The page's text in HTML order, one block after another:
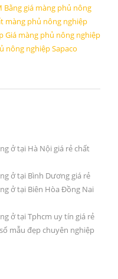
Bằng giá màng phủ nông
màng phủ nông nghiệp
Giá màng phủ nông nghiệp
nông nghiệp Sapaco
ở tại Hà Nội giá rẻ chất
ở tại Bình Dương giá rẻ
ở tại Biên Hòa Đồng Nai
ở tại Tphcm uy tín giá rẻ
mẫu đẹp chuyên nghiệp